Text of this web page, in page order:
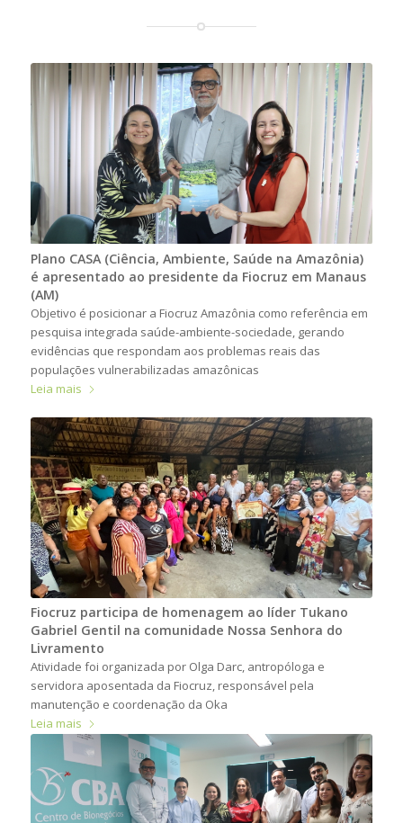
Plano CASA (Ciência, Ambiente, Saúde na Amazônia)
é apresentado ao presidente da Fiocruz em Manaus
(AM)
Objetivo é posicionar a Fiocruz Amazônia como referência em
pesquisa integrada saúde-ambiente-sociedade, gerando
evidências que respondam aos problemas reais das
populações vulnerabilizadas amazônicas
Leia mais
Fiocruz participa de homenagem ao líder Tukano
Gabriel Gentil na comunidade Nossa Senhora do
Livramento
Atividade foi organizada por Olga Darc, antropóloga e
servidora aposentada da Fiocruz, responsável pela
manutenção e coordenação da Oka
Leia mais